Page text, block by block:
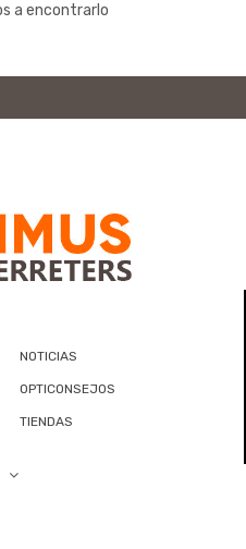
a encontrarlo
NOTICIAS
OPTICONSEJOS
TIENDAS